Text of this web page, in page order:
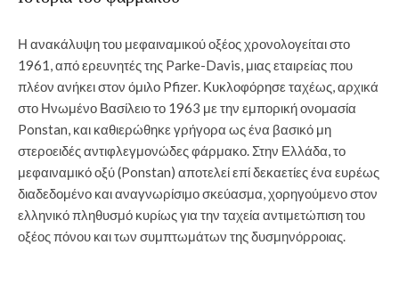
Η ανακάλυψη του μεφαιναμικού οξέος χρονολογείται στο
1961, από ερευνητές της Parke-Davis, μιας εταιρείας που
πλέον ανήκει στον όμιλο Pfizer. Κυκλοφόρησε ταχέως, αρχικά
στο Ηνωμένο Βασίλειο το 1963 με την εμπορική ονομασία
Ponstan, και καθιερώθηκε γρήγορα ως ένα βασικό μη
στεροειδές αντιφλεγμονώδες φάρμακο. Στην Ελλάδα, το
μεφαιναμικό οξύ (Ponstan) αποτελεί επί δεκαετίες ένα ευρέως
διαδεδομένο και αναγνωρίσιμο σκεύασμα, χορηγούμενο στον
ελληνικό πληθυσμό κυρίως για την ταχεία αντιμετώπιση του
οξέος πόνου και των συμπτωμάτων της δυσμηνόρροιας.